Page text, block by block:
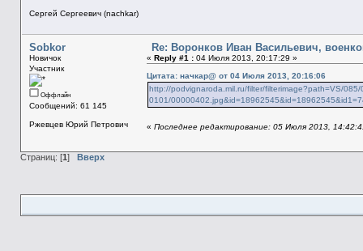
Сергей Сергеевич (nachkar)
Sobkor
Новичок
Участник
Оффлайн
Сообщений: 61 145
Ржевцев Юрий Петрович
Re: Воронков Иван Васильевич,
« Reply #1 :04 Июля 2013, 20:17:29 »
Цитата: начкар@ от 04 Июля 2013, 20:16:06
http://podvignaroda.mil.ru/filter/filterimage?path=VS/
0101/
« Последнее редактирование: 05 Июля 2013,
Страниц: [1] Вверх